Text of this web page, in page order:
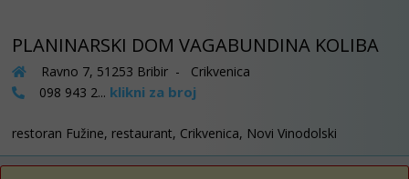
PLANINARSKI DOM VAGABUNDINA KOLIBA
Ravno 7, 51253 Bribir - Crikvenica
098 943 2... klikni za broj
restoran Fužine, restaurant, Crikvenica, Novi Vinodolski